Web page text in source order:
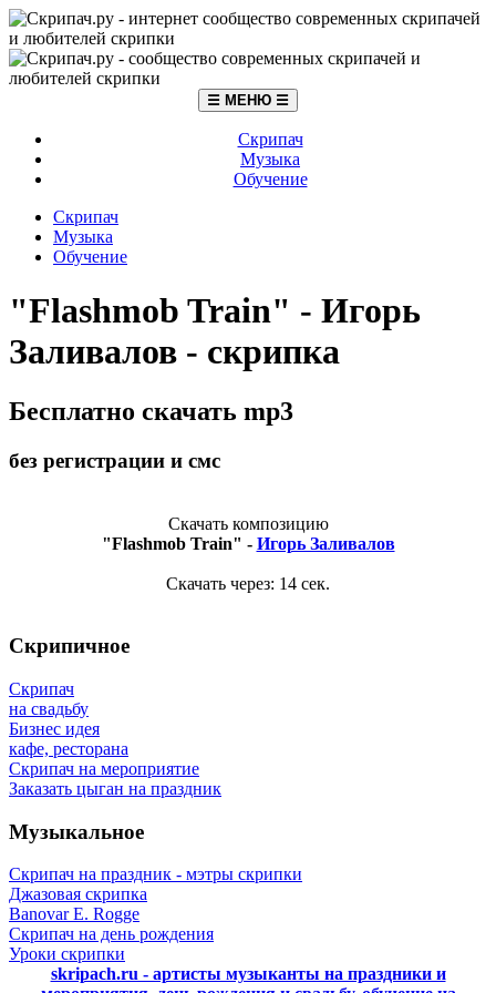
☰ МЕНЮ ☰
Скрипач
Музыка
Обучение
Скрипач
Музыка
Обучение
"Flashmob Train" - Игорь
Заливалов - скрипка
Бесплатно скачать mp3
без регистрации и смс
Скачать композицию
"Flashmob Train" - Игорь Заливалов
Скачать через: 14 сек.
Скрипичное
Скрипач
на свадьбу
Бизнес идея
кафе, ресторана
Скрипач на мероприятие
Заказать цыган на праздник
Музыкальное
Скрипач на праздник - мэтры скрипки
Джазовая скрипка
Banovar E. Rogge
Скрипач на день рождения
Уроки скрипки
skripach.ru - артисты музыканты на праздники и